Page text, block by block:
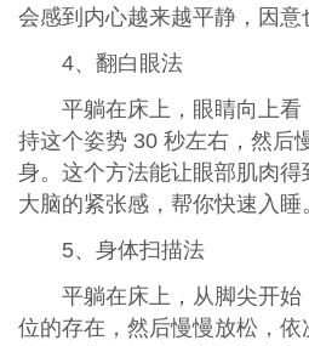
会感到内心越来越平静，因意
4、翻白眼法
平躺在床上，眼睛向上
持这个姿势 30 秒左右，然后
身。这个方法能让眼部肌肉
大脑的紧张感，帮你快速入睡
5、身体扫描法
平躺在床上，从脚尖开
位的存在，然后慢慢放松，